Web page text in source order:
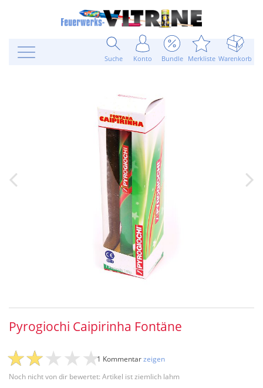
Suche Konto Bundle Merkliste Warenkorb
Pyrogiochi Caipirinha Fontäne
Noch nicht von dir bewertet: Artikel ist ziemlich lahm
1 Kommentarzeigen